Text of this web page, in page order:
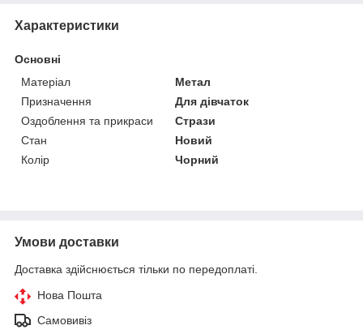
Характеристики
Основні
Матеріал
Метал
Призначення
Для дівчаток
Оздоблення та прикраси
Стрази
Стан
Новий
Колір
Чорний
Умови доставки
Доставка здійснюється тільки по передоплаті.
Нова Пошта
Самовивіз